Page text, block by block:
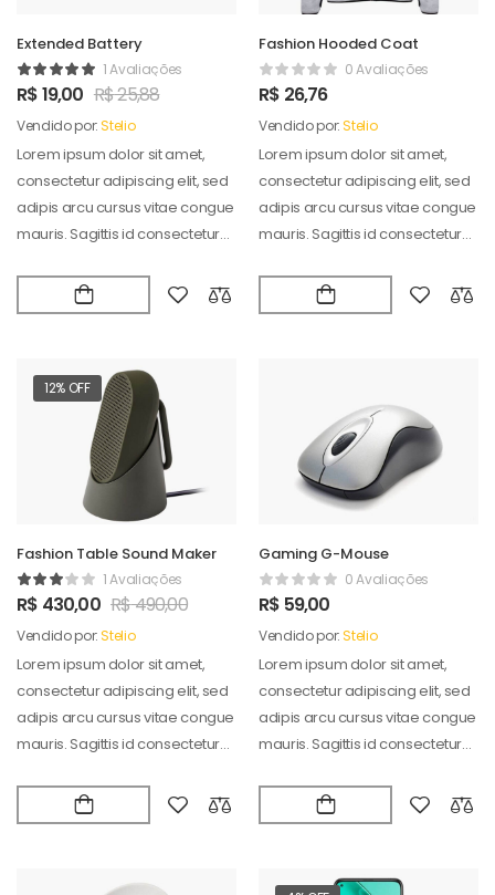
Extended Battery
1 Avaliações
R$19,00 R$25,88
Vendido por:Stelio
Lorem ipsum dolor sit amet,
consectetur adipiscing elit, sed
adipis arcu cursus vitae congue
mauris. Sagittis id consectetur
Fashion Hooded Coat
0 Avaliações
R$ 26,76
Vendido por:Stelio
Lorem ipsum dolor sit amet,
consectetur adipiscing elit, sed
adipis arcu cursus vitae congue
mauris. Sagittis id consectetur
12% OFF
Fashion Table Sound Maker
1 Avaliações
R$ 430,00 R$490,00
Vendido por:Stelio
Lorem ipsum dolor sit amet,
consectetur adipiscing elit, sed
adipis arcu cursus vitae congue
mauris. Sagittis id consectetur
Gaming G-Mouse
0 Avaliações
R$ 59,00
Vendido por:Stelio
Lorem ipsum dolor sit amet,
consectetur adipiscing elit, sed
adipis arcu cursus vitae congue
mauris. Sagittis id consectetur